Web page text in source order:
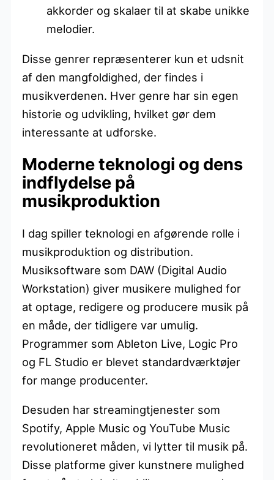
akkorder og skalaer til at skabe unikke
melodier.
Disse genrer repræsenterer kun et udsnit
af den mangfoldighed, der findes i
musikverdenen. Hver genre har sin egen
historie og udvikling, hvilket gør dem
interessante at udforske.
Moderne teknologi og dens
indflydelse på
musikproduktion
I dag spiller teknologi en afgørende rolle i
musikproduktion og distribution.
Musiksoftware som DAW (Digital Audio
Workstation) giver musikere mulighed for
at optage, redigere og producere musik på
en måde, der tidligere var umulig.
Programmer som Ableton Live, Logic Pro
og FL Studio er blevet standardværktøjer
for mange producenter.
Desuden har streamingtjenester som
Spotify, Apple Music og YouTube Music
revolutioneret måden, vi lytter til musik på.
Disse platforme giver kunstnere mulighed